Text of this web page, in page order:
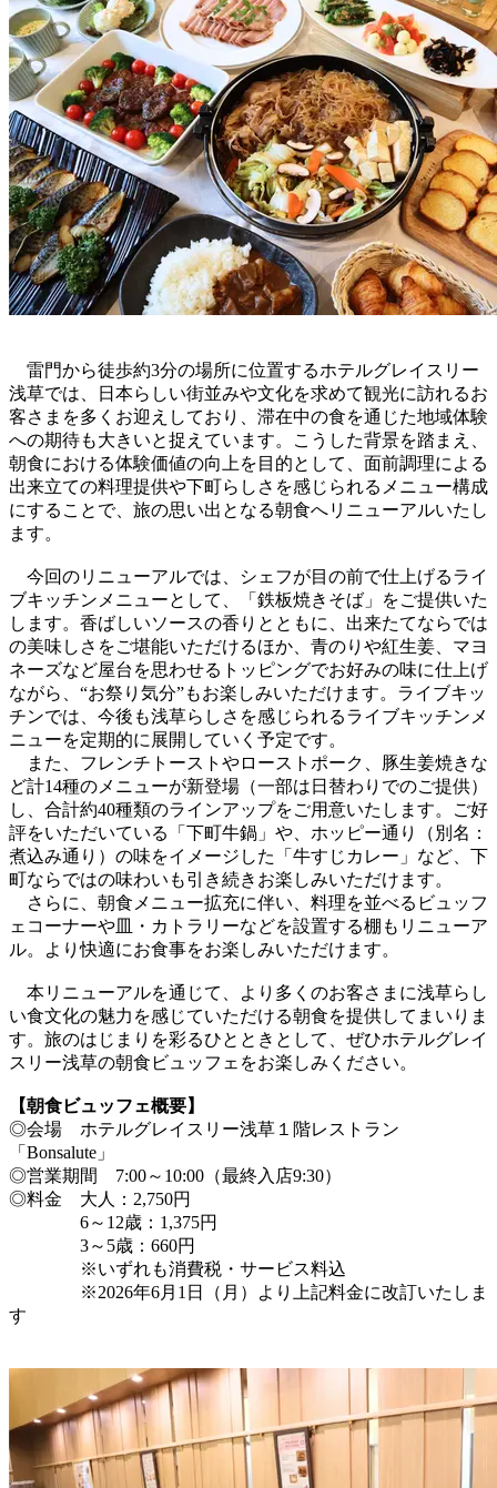
雷門から徒歩約3分の場所に位置するホテルグレイスリー
浅草では、日本らしい街並みや文化を求めて観光に訪れるお
客さまを多くお迎えしており、滞在中の食を通じた地域体験
への期待も大きいと捉えています。こうした背景を踏まえ、
朝食における体験価値の向上を目的として、面前調理による
出来立ての料理提供や下町らしさを感じられるメニュー構成
にすることで、旅の思い出となる朝食へリニューアルいたし
ます。
今回のリニューアルでは、シェフが目の前で仕上げるライ
ブキッチンメニューとして、「鉄板焼きそば」をご提供いた
します。香ばしいソースの香りとともに、出来たてならでは
の美味しさをご堪能いただけるほか、青のりや紅生姜、マヨ
ネーズなど屋台を思わせるトッピングでお好みの味に仕上げ
ながら、“お祭り気分”もお楽しみいただけます。ライブキッ
チンでは、今後も浅草らしさを感じられるライブキッチンメ
ニューを定期的に展開していく予定です。
また、フレンチトーストやローストポーク、豚生姜焼きな
ど計14種のメニューが新登場（一部は日替わりでのご提供）
し、合計約40種類のラインアップをご用意いたします。ご好
評をいただいている「下町牛鍋」や、ホッピー通り（別名：
煮込み通り）の味をイメージした「牛すじカレー」など、下
町ならではの味わいも引き続きお楽しみいただけます。
さらに、朝食メニュー拡充に伴い、料理を並べるビュッフ
ェコーナーや皿・カトラリーなどを設置する棚もリニューア
ル。より快適にお食事をお楽しみいただけます。
本リニューアルを通じて、より多くのお客さまに浅草らし
い食文化の魅力を感じていただける朝食を提供してまいりま
す。旅のはじまりを彩るひとときとして、ぜひホテルグレイ
スリー浅草の朝食ビュッフェをお楽しみください。
【朝食ビュッフェ概要】
◎会場 ホテルグレイスリー浅草１階レストラン
「Bonsalute」
◎営業期間 7:00～10:00（最終入店9:30）
◎料金 大人：2,750円
6～12歳：1,375円
3～5歳：660円
※いずれも消費税・サービス料込
※2026年6月1日（月）より上記料金に改訂いたしま
す